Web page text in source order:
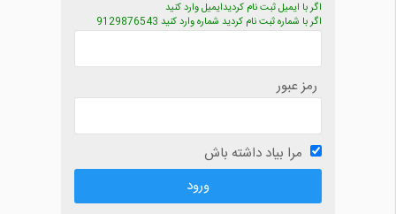
اگر با ایمیل ثبت نام کردیدایمیل وارد کنید
اگر با شماره ثبت نام کردید شماره وارد کنید 9129876543
رمز عبور
مرا بیاد داشته باش